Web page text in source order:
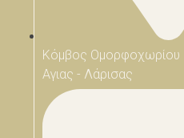
Κόμβος Ομορφοχωρίου
Αγιας - Λάρισας